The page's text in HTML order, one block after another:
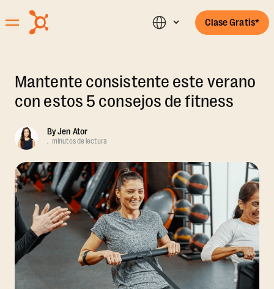
Clase Gratis*
Mantente consistente este verano
con estos 5 consejos de fitness
ByJen Ator
. minutos de lectura